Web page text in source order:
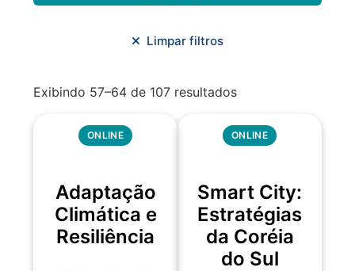
Planejamento Urbano/Mobilidade
Limpar filtros
Exibindo 57–64 de 107 resultados
ONLINE
Adaptação
Climática e
Resiliência
ONLINE
Smart City:
Estratégias
da Coréia
do Sul